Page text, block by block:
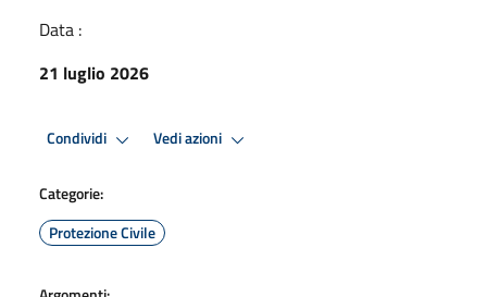
Data :
21 luglio 2026
Condividi Vedi azioni
Categorie:
Protezione Civile